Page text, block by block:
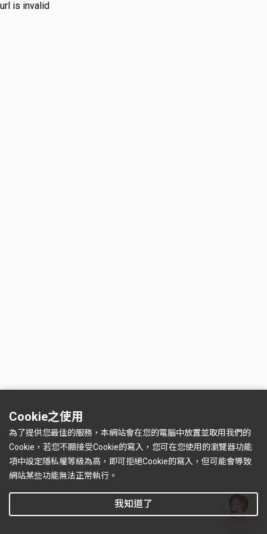
url is invalid
Cookie之使用
為了提供您最佳的服務，本網站會在您的電腦中放置並取用我們的
Cookie，若您不願接受Cookie的寫入，您可在您使用的瀏覽器功能
項中設定隱私權等級為高，即可拒絕Cookie的寫入，但可能會導致
網站某些功能無法正常執行。
我知道了